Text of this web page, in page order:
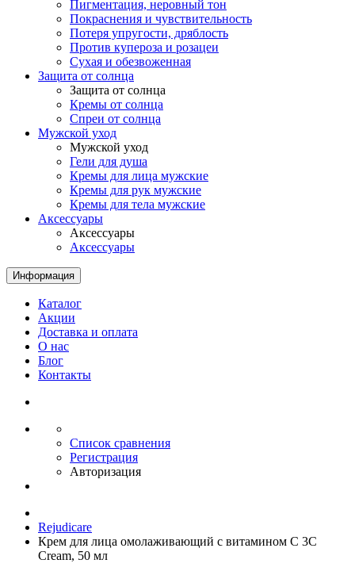
Пигментация, неровный тон
Покраснения и чувствительность
Потеря упругости, дряблость
Против купероза и розацеи
Сухая и обезвоженная
Защита от солнца
Защита от солнца
Кремы от солнца
Спреи от солнца
Мужской уход
Мужской уход
Гели для душа
Кремы для лица мужские
Кремы для рук мужские
Кремы для тела мужские
Аксессуары
Аксессуары
Аксессуары
Информация
Каталог
Акции
Доставка и оплата
О нас
Блог
Контакты
Список сравнения
Регистрация
Авторизация
Rejudicare
Крем для лица омолаживающий с витамином C 3C
Cream, 50 мл